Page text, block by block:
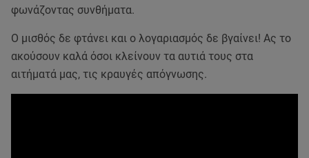
φωνάζοντας συνθήματα.
Ο μισθός δε φτάνει και ο λογαριασμός δε βγαίνει! Ας το
ακούσουν καλά όσοι κλείνουν τα αυτιά τους στα
αιτήματά μας, τις κραυγές απόγνωσης.